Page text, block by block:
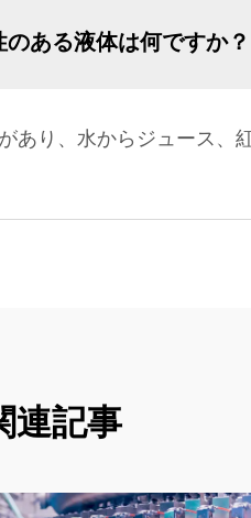
ある液体は何ですか？
り、水からジュース、
連記事